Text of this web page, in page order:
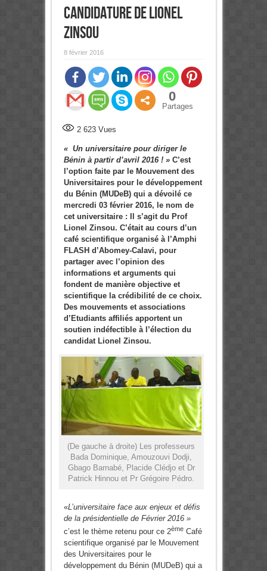
candidature de Lionel
Zinsou
8 février 2016
0
Partages
2 623Vues
« Un universitaire pour diriger le
Bénin à partir d’avril 2016 ! »C’est
l’option faite par le Mouvement des
Universitaires pour le développement
du Bénin (MUDeB) qui a dévoilé ce
mercredi 03 février 2016, le nom de
cet universitaire : Il s’agit du Prof
Lionel Zinsou. C’était au cours d’un
café scientifique organisé à l’Amphi
FLASH d’Abomey-Calavi, pour
partager avec l’opinion des
informations et arguments qui
fondent de manière objective et
scientifique la crédibilité de ce choix.
Des mouvements et associations
d’Etudiants affiliés apportent un
soutien indéfectible à l’élection du
candidat Lionel Zinsou.
(De gauche à droite) Les professeurs
Bada Dominique, Amouzouvi Dodji,
Gbago Barnabé, Placide Clédjo et Dr
Patrick Hinnou et Pr Grégoire Pédro.
«L’universitaire face aux enjeux et défis
de la présidentielle de Février 2016 »
c’est le thème retenu pour ce 2èmeCafé
scientifique organisé par le Mouvement
des Universitaires pour le
développement du Bénin (MUDeB) qui a